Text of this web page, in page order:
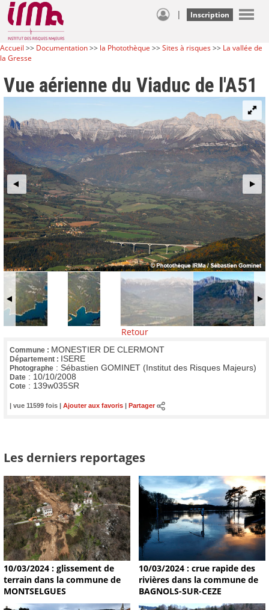
| Inscription
Accueil >> Documentation>> la Photothèque >>Sites à risques>> La vallée de
la Gresse
Vue aérienne du Viaduc de l'A51
Retour
Commune : MONESTIER DE CLERMONT
Département : ISERE
Photographe : Sébastien GOMINET (Institut des Risques Majeurs)
Date : 10/10/2008
Cote : 139w035SR
| vue 11599 fois | Ajouter aux favoris Partager
Les derniers reportages
10/03/2024 : glissement de
terrain dans la commune de
MONTSELGUES
10/03/2024 : crue rapide des
rivières dans la commune de
BAGNOLS-SUR-CEZE